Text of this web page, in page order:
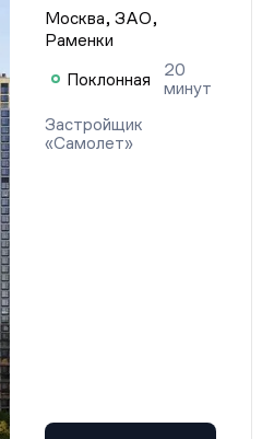
Москва, ЗАО,
Раменки
Поклонная
20
минут
Застройщик
«Самолет»